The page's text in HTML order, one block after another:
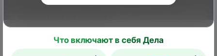
особи и даже группы до 10–15 птиц могут
3 4 5 6 7 8 9 10
Что включают в себя Дела